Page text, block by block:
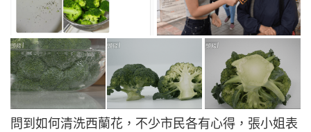
問到如何清洗西蘭花，不少市民各有心得，張小姐表